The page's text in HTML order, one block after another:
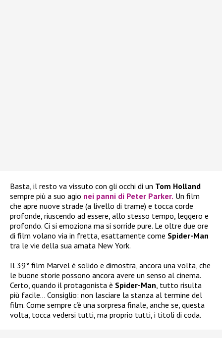
Basta, il resto va vissuto con gli occhi di un Tom Holland
sempre più a suo agio nei panni di Peter Parker. Un film
che apre nuove strade (a livello di trame) e tocca corde
profonde, riuscendo ad essere, allo stesso tempo, leggero e
profondo. Ci si emoziona ma si sorride pure. Le oltre due ore
di film volano via in fretta, esattamente come Spider-Man
tra le vie della sua amata New York.
Il 39° film Marvel è solido e dimostra, ancora una volta, che
le buone storie possono ancora avere un senso al cinema.
Certo, quando il protagonista è Spider-Man, tutto risulta
più facile… Consiglio: non lasciare la stanza al termine del
film. Come sempre c’è una sorpresa finale, anche se, questa
volta, tocca vedersi tutti, ma proprio tutti, i titoli di coda.